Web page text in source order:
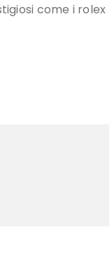
come i rolex